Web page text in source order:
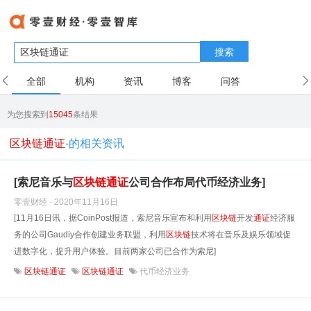
搜索
全部 机构 资讯 博客 问答
为您搜索到15045条结果
区块链通证-的相关资讯
[索尼音乐与区块链通证公司合作布局代币经济业务]
零壹财经 · 2020年11月16日
[11月16日讯，据CoinPost报道，索尼音乐宣布和利用区块链开发通证经济服
务的公司Gaudiy合作创建业务联盟，利用区块链技术将在音乐及娱乐领域促
进数字化，提升用户体验。目前两家公司已合作为索尼]
区块链通证 区块链通证 代币经济业务